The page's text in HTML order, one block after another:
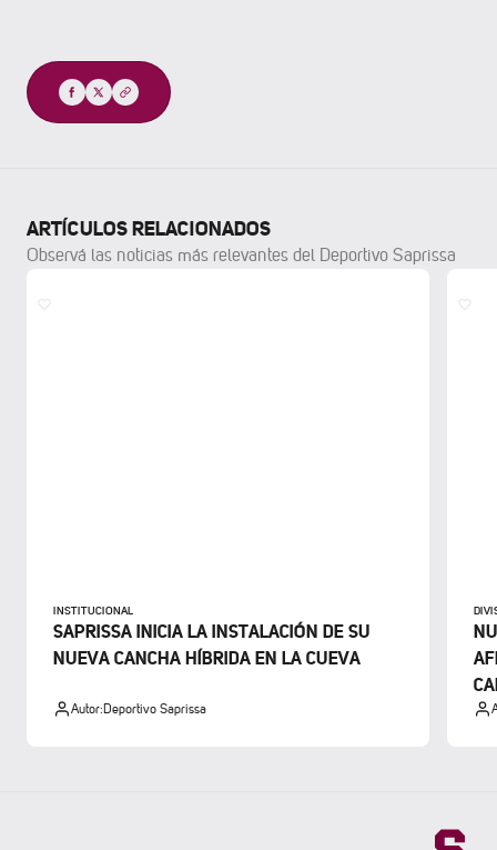
Compartir
ARTÍCULOS RELACIONADOS
Observá las noticias más relevantes del Deportivo Saprissa
INSTITUCIONAL
SAPRISSA INICIA LA INSTALACIÓN DE SU
NUEVA CANCHA HÍBRIDA EN LA CUEVA
Autor:Deportivo Saprissa